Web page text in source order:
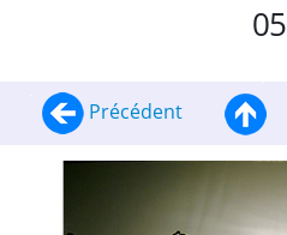
05
Précédent